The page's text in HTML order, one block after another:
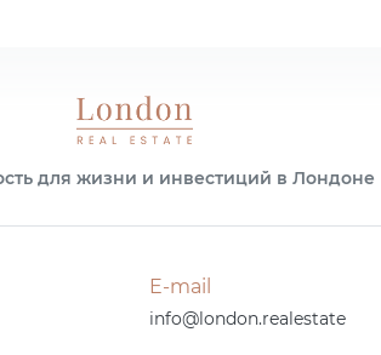
для жизни и инвестиций в Лондоне
E-mail
info@london.realestate